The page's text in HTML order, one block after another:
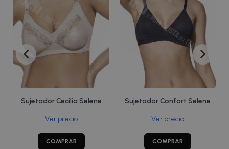
Sujetador Cecilia Selene
Ver precio
COMPRAR
Sujetador Confort Selene
Ver precio
COMPRAR